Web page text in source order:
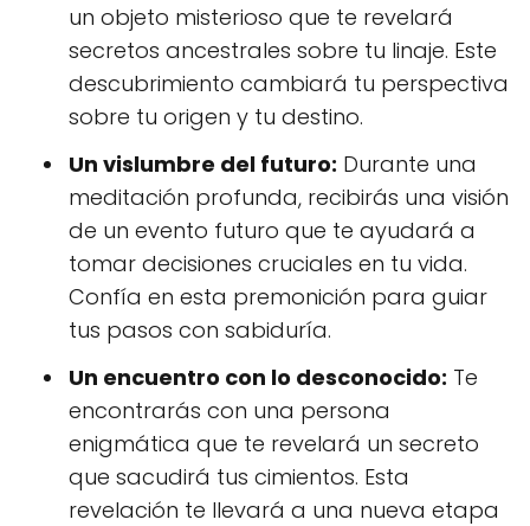
un objeto misterioso que te revelará
secretos ancestrales sobre tu linaje. Este
descubrimiento cambiará tu perspectiva
sobre tu origen y tu destino.
Un vislumbre del futuro: Durante una
meditación profunda, recibirás una visión
de un evento futuro que te ayudará a
tomar decisiones cruciales en tu vida.
Confía en esta premonición para guiar
tus pasos con sabiduría.
Un encuentro con lo desconocido: Te
encontrarás con una persona
enigmática que te revelará un secreto
que sacudirá tus cimientos. Esta
revelación te llevará a una nueva etapa